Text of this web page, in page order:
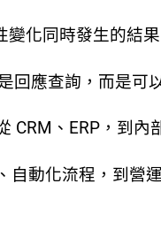
化同時發生的結果
回應查詢，而是可
CRM、ERP，到內
自動化流程，到營